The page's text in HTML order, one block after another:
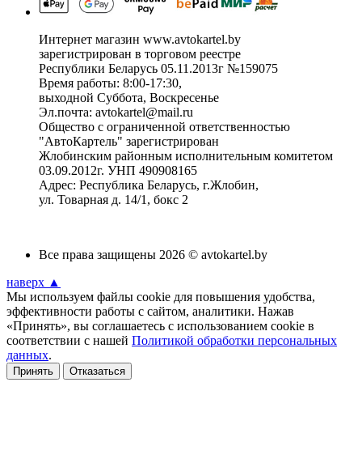
Интернет магазин www.avtokartel.by
зарегистрирован в торговом реестре
Республики Беларусь 05.11.2013г №159075
Время работы: 8:00-17:30,
выходной Суббота, Воскресенье
Эл.почта: avtokartel@mail.ru
Общество с ограниченной ответственностью
"АвтоКартель" зарегистрирован
Жлобинским районным исполнительным комитетом
03.09.2012г. УНП 490908165
Адрес: Республика Беларусь, г.Жлобин,
ул. Товарная д. 14/1, бокс 2
Все права защищены 2026 © avtokartel.by
наверх ▲
Мы используем файлы cookie для повышения удобства,
эффективности работы с сайтом, аналитики. Нажав
«Принять», вы соглашаетесь с использованием cookie в
соответствии с нашей Политикой обработки персональных
данных.
Принять Отказаться